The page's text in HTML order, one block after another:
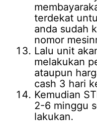
terdekat
anda sudah
nomor
Lalu unit
melakukan
ataupun
cash 3 hari
Kemudian
2-6 minggu
lakukan.